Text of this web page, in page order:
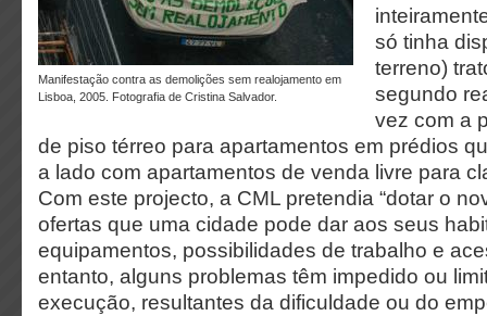
Manifestação contra as demolições sem realojamento em
Lisboa, 2005. Fotografia de Cristina Salvador.
só tinha
terreno)
segundo
vez com a
de piso térreo para apartamentos em prédios
a lado com apartamentos de venda livre para
Com este projecto, a CML pretendia “dotar o
ofertas que uma cidade pode dar aos seus
equipamentos, possibilidades de trabalho e
entanto, alguns problemas têm impedido ou
execução, resultantes da dificuldade ou do